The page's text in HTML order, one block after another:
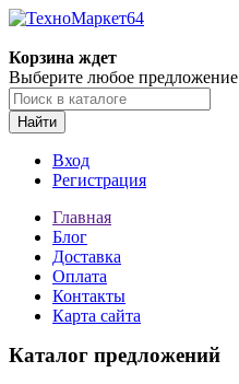
Корзина ждет
Выберите любое предложение
Найти
Вход
Регистрация
Главная
Блог
Доставка
Оплата
Контакты
Карта сайта
Каталог предложений